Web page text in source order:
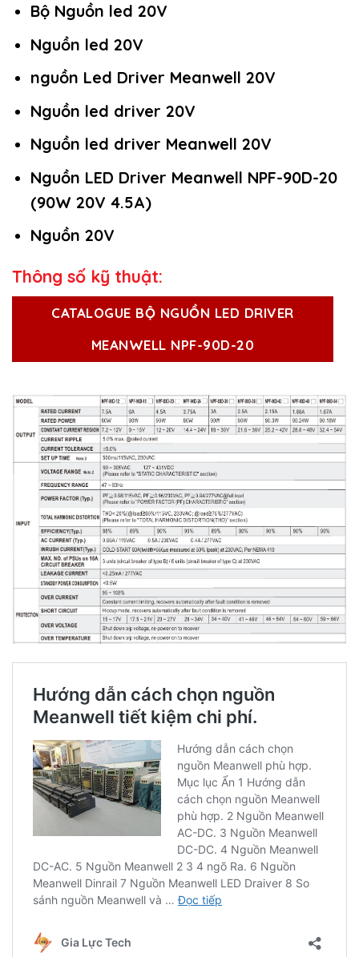
Bộ Nguồn led 20V
Nguồn led 20V
nguồn Led Driver Meanwell 20V
Nguồn led driver 20V
Nguồn led driver Meanwell 20V
Nguồn LED Driver Meanwell NPF-90D-20
(90W 20V 4.5A)
Nguồn 20V
Thông số kỹ thuật:
CATALOGUE BỘ NGUỒN LED DRIVER
MEANWELL NPF-90D-20